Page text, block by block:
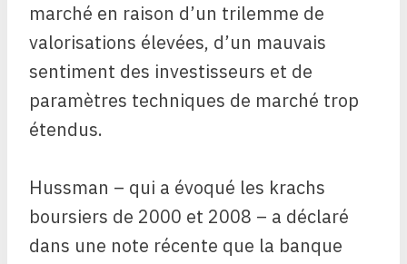
marché en raison d’un trilemme de
valorisations élevées, d’un mauvais
sentiment des investisseurs et de
paramètres techniques de marché trop
étendus.
Hussman – qui a évoqué les krachs
boursiers de 2000 et 2008 – a déclaré
dans une note récente que la banque